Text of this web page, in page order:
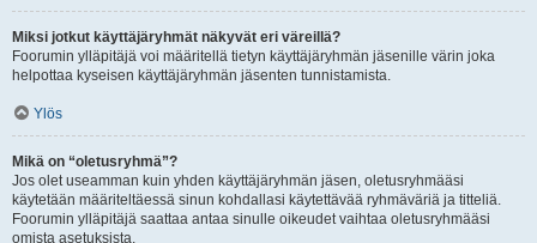
Miksi jotkut käyttäjäryhmät näkyvät eri väreillä?
Foorumin ylläpitäjä voi määritellä tietyn käyttäjäryhmän jäsenille värin joka
helpottaa kyseisen käyttäjäryhmän jäsenten tunnistamista.
Ylös
Mikä on “oletusryhmä”?
Jos olet useamman kuin yhden käyttäjäryhmän jäsen, oletusryhmääsi
käytetään määriteltäessä sinun kohdallasi käytettävää ryhmäväriä ja titteliä.
Foorumin ylläpitäjä saattaa antaa sinulle oikeudet vaihtaa oletusryhmääsi
omista asetuksista.